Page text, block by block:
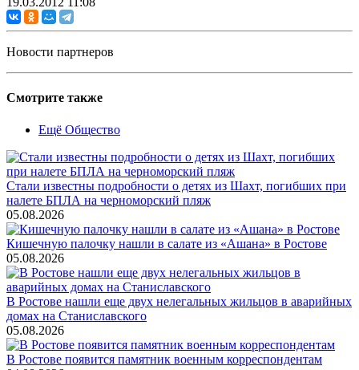
Новости партнеров
Смотрите также
Ещё Общество
Стали известны подробности о детях из Шахт, погибших при
налете БПЛА на черноморский пляж
05.08.2026
Кишечную палочку нашли в салате из «Ашана» в Ростове
05.08.2026
В Ростове нашли еще двух нелегальных жильцов в аварийных
домах на Станиславского
05.08.2026
В Ростове появится памятник военным корреспондентам